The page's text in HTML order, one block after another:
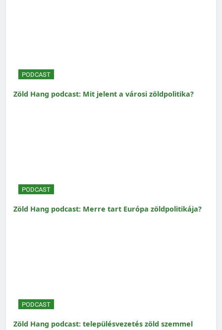
PODCAST
Zöld Hang podcast: Mit jelent a városi zöldpolitika?
PODCAST
Zöld Hang podcast: Merre tart Európa zöldpolitikája?
PODCAST
Zöld Hang podcast: településvezetés zöld szemmel